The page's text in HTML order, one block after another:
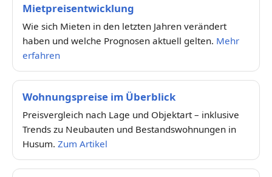
Mietpreisentwicklung
Wie sich Mieten in den letzten Jahren verändert
haben und welche Prognosen aktuell gelten. Mehr
erfahren
Wohnungspreise im Überblick
Preisvergleich nach Lage und Objektart – inklusive
Trends zu Neubauten und Bestandswohnungen in
Husum. Zum Artikel